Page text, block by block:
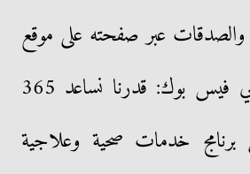
والصدقات عبر صفحته على موقع
التواصل الاجتماعي فيس بوك: قدرنا نساعد 365
خدمات صحية وعلاجية